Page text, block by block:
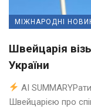
МІЖНАРОДНІ
Швейцарія
України
AI
Швейцарією про